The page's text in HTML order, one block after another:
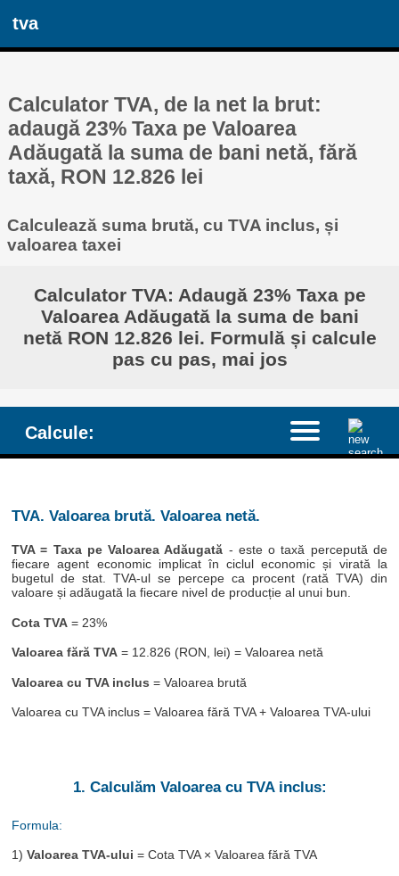
tva
Calculator TVA, de la net la brut:
adaugă 23% Taxa pe Valoarea
Adăugată la suma de bani netă, fără
taxă, RON 12.826 lei
Calculează suma brută, cu TVA inclus, și
valoarea taxei
Calculator TVA: Adaugă 23% Taxa pe
Valoarea Adăugată la suma de bani
netă RON 12.826 lei. Formulă și calcule
pas cu pas, mai jos
Calcule:
TVA. Valoarea brută. Valoarea netă.
TVA = Taxa pe Valoarea Adăugată - este o taxă percepută de
fiecare agent economic implicat în ciclul economic și virată la
bugetul de stat. TVA-ul se percepe ca procent (rată TVA) din
valoare și adăugată la fiecare nivel de producție al unui bun.
Cota TVA = 23%
Valoarea fără TVA = 12.826 (RON, lei) = Valoarea netă
Valoarea cu TVA inclus = Valoarea brută
Valoarea cu TVA inclus = Valoarea fără TVA + Valoarea TVA-ului
1. Calculăm Valoarea cu TVA inclus:
Formula:
1)Valoarea TVA-ului = Cota TVA × Valoarea fără TVA